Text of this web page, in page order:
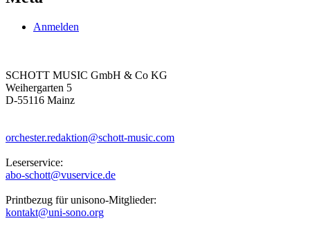
Anmelden
SCHOTT MUSIC GmbH & Co KG
Weihergarten 5
D-55116 Mainz
orchester.redaktion@schott-music.com
Leserservice:
abo-schott@vuservice.de
Printbezug für unisono-Mitglieder:
kontakt@uni-sono.org